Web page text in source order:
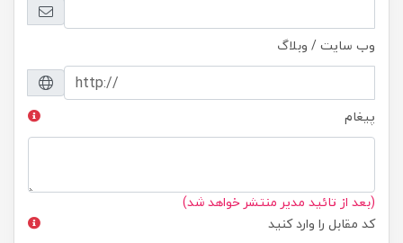
وب سایت / وبلاگ
پیغام
(بعد از تائید مدیر منتشر خواهد شد)
کد مقابل را وارد کنید